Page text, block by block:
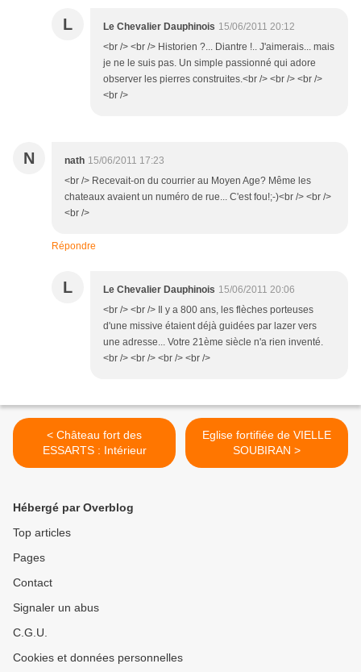
L Le Chevalier Dauphinois 15/06/2011 20:12
<br /> <br /> Historien ?... Diantre !.. J'aimerais... mais
je ne le suis pas. Un simple passionné qui adore
observer les pierres construites.<br /> <br /> <br />
<br />
N nath 15/06/2011 17:23
<br /> Recevait-on du courrier au Moyen Age? Même les
chateaux avaient un numéro de rue... C'est fou!;-)<br /> <br />
<br />
Répondre
L Le Chevalier Dauphinois 15/06/2011 20:06
<br /> <br /> Il y a 800 ans, les flèches porteuses
d'une missive étaient déjà guidées par lazer vers
une adresse... Votre 21ème siècle n'a rien inventé.
<br /> <br /> <br /> <br />
< Château fort des
ESSARTS : Intérieur
Eglise fortifiée de VIELLE
SOUBIRAN >
Hébergé par Overblog
Top articles
Pages
Contact
Signaler un abus
C.G.U.
Cookies et données personnelles